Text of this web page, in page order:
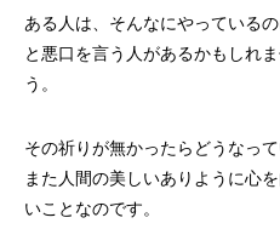
ある人は、そんなにやっているの
と悪口を言う人があるかもしれ
う。
その祈りが無かったらどうなっ
また人間の美しいありように心
いことなのです。